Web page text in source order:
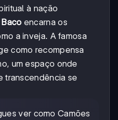
à nação
Baco encarna os
a inveja. A famosa
como recompensa
um espaço onde
transcendência se
ver como Camões